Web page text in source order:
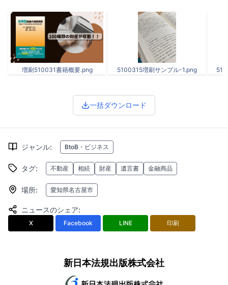
増刷510031書籍概要.png 5100315増刷サンプル-1.png
一括ダウンロード
ジャンル: BtoB・ビジネス
タグ: 不動産 相続 財産 遺言書 金融商品
場所: 愛知県名古屋市
ニュースのシェア:
X Facebook LINE 印刷
新日本法規出版株式会社